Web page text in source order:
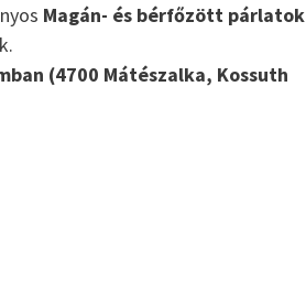
Magán- és bérfőzött párlatok
(4700 Mátészalka, Kossuth